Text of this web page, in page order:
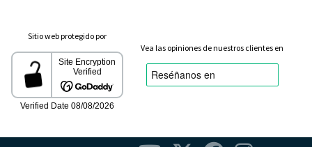
Sitio web protegido por
Vea las opiniones de nuestros clientes en